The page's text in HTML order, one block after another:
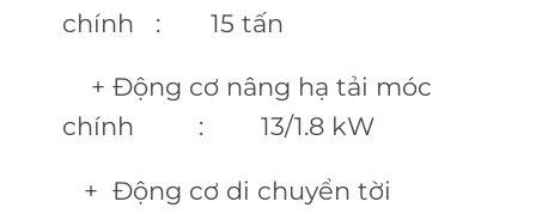
chính : 15 tấn
+ Động cơ nâng hạ tải móc
chính : 13/1.8 kW
+ Động cơ di chuyển tời